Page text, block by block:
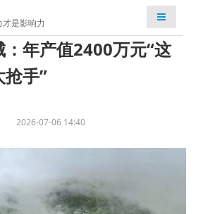
才是影响力
检索
年产值2400万元“这
手”
2026-07-06 14:40